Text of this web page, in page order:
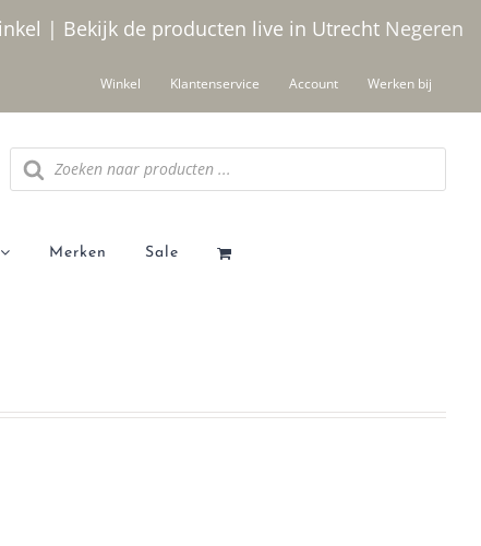
| Bekijk de producten live in Utrecht Negeren
Winkel Klantenservice Account Werken bij
Producten
zoeken
Merken Sale